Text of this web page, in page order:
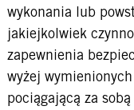
wykonania lub
jakiejkolwiek
zapewnienia
wyżej
pociągającą za